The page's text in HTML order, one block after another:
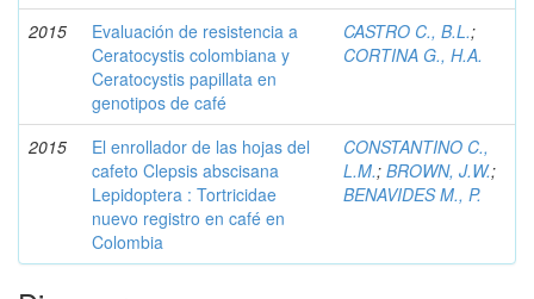
2015
Evaluación de resistencia a
Ceratocystis colombiana y
Ceratocystis papillata en
genotipos de café
CASTRO C., B.L.;
CORTINA G., H.A.
2015
El enrollador de las hojas del
cafeto Clepsis abscisana
Lepidoptera : Tortricidae
nuevo registro en café en
Colombia
CONSTANTINO C.,
L.M.; BROWN, J.W.;
BENAVIDES M., P.